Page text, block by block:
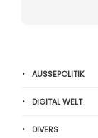
AUSSEPOLITIK
DIGITAL WELT
DIVERS